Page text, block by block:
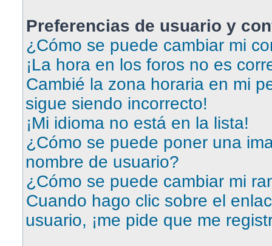
Preferencias de usuario y
¿Cómo se puede cambiar mi
¡La hora en los foros no es
Cambié la zona horaria en mi
sigue siendo incorrecto!
¡Mi idioma no está en la lista!
¿Cómo se puede poner una
nombre de usuario?
¿Cómo se puede cambiar mi
Cuando hago clic sobre el
usuario, ¡me pide que me